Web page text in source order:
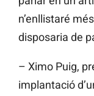
n’enllistaré
disposaria de
– Ximo Puig,
implantació